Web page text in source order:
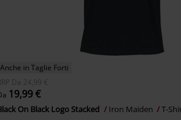
Anche in Taglie Forti
RRP
Da 24,99 €
19,99 €
On Black Logo Stacked Iron Maiden T-